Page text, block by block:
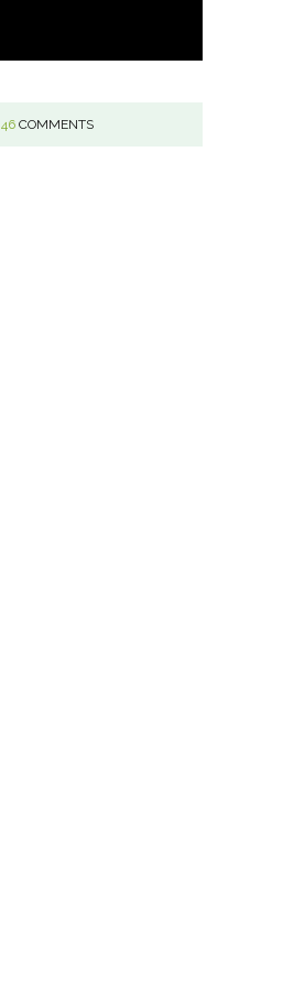
46 COMMENTS